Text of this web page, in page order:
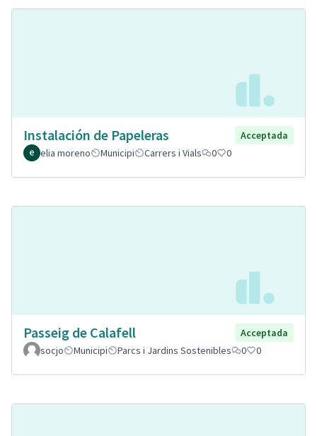
Instalación de Papeleras
Acceptada
elia moreno
Municipi Carrers i Vials 0 0
Passeig de Calafell
Acceptada
socjo
Municipi Parcs i Jardins Sostenibles 0 0